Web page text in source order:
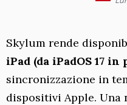
Skylum rende
iPad (da iPadOS 17 in
sincronizzazione in
dispositivi Apple. Una